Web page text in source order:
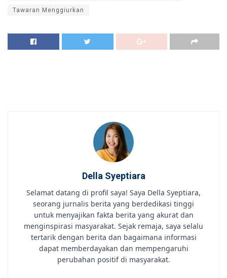
Tawaran Menggiurkan
Della Syeptiara
Selamat datang di profil saya! Saya Della Syeptiara,
seorang jurnalis berita yang berdedikasi tinggi
untuk menyajikan fakta berita yang akurat dan
menginspirasi masyarakat. Sejak remaja, saya selalu
tertarik dengan berita dan bagaimana informasi
dapat memberdayakan dan mempengaruhi
perubahan positif di masyarakat.